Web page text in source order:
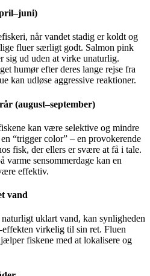
når vandet stadig er koldt og
fluer særligt godt. Salmon pink
sig ud uden at virke unaturlig.
humør efter deres lange rejse fra
kan udløse aggressive reaktioner.
(august–september)
kan være selektive og mindre
“trigger color” – en provokerende
fisk, der ellers er svære at få i tale.
sensommerdage kan en
effektiv.
vand
uklart vand, kan synligheden
virkelig til sin ret. Fluen
fiskene med at lokalisere og